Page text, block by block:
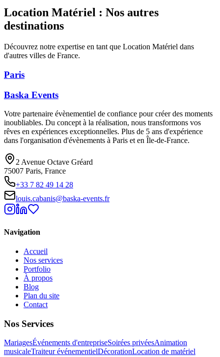
Location Matériel : Nos autres
destinations
Découvrez notre expertise en tant que Location Matériel dans
d'autres villes de France.
Paris
Baska Events
Votre partenaire évènementiel de confiance pour créer des moments
inoubliables. Du concept à la réalisation, nous transformons vos
rêves en expériences exceptionnelles. Plus de 5 ans d'expérience
dans l'organisation d'évènements à Paris et en Île-de-France.
2 Avenue Octave Gréard
75007 Paris, France
+33 7 82 49 14 28
louis.cabanis@baska-events.fr
Navigation
Accueil
Nos services
Portfolio
À propos
Blog
Plan du site
Contact
Nos Services
MariagesÉvénements d'entrepriseSoirées privéesAnimation
musicaleTraiteur événementielDécorationLocation de matériel